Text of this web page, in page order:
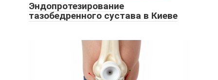
Эндопротезирование
тазобедренного сустава в Киеве